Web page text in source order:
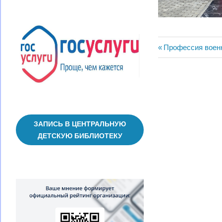
Предыдущая
запись:
Профессия
ЗАПИСЬ В ЦЕНТРАЛЬНУЮ
ДЕТСКУЮ БИБЛИОТЕКУ